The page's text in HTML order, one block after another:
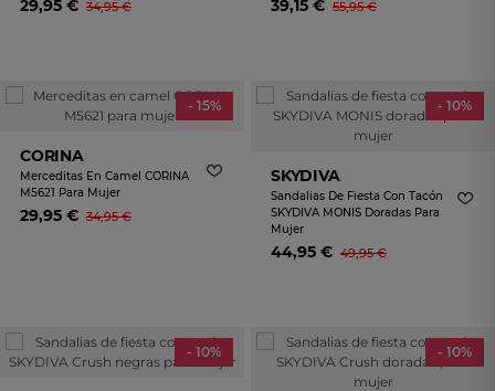
29,95 € 34,95 € 39,15 € 55,95 €
- 15%
CORINA
Merceditas En Camel CORINA
M5621 Para Mujer
29,95 € 34,95 €
- 10%
SKYDIVA
Sandalias De Fiesta Con Tacón
SKYDIVA MONIS Doradas Para
Mujer
44,95 € 49,95 €
- 10% - 10%